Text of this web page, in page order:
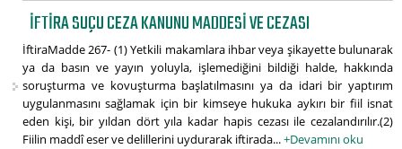
İFTIRA SUÇU CEZA KANUNU MADDESI VE CEZASI
İftiraMadde 267- (1) Yetkili makamlara ihbar veya şikayette bulunarak
ya da basın ve yayın yoluyla, işlemediğini bildiği halde, hakkında
soruşturma ve kovuşturma başlatılmasını ya da idari bir yaptırım
uygulanmasını sağlamak için bir kimseye hukuka aykırı bir fiil isnat
eden kişi, bir yıldan dört yıla kadar hapis cezası ile cezalandırılır.(2)
Fiilin maddî eser ve delillerini uydurarak iftirada...+Devamını oku